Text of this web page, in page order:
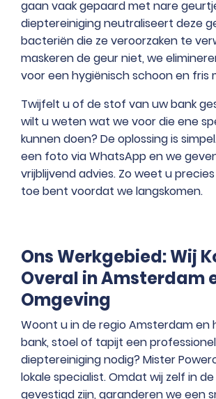
gaan vaak gepaard met nare
dieptereiniging neutraliseert deze
bacteriën die ze veroorzaken te
maskeren de geur niet, we
voor een hygiënisch schoon en fris
Twijfelt u of de stof van uw bank
wilt u weten wat we voor die ene
kunnen doen? De oplossing is
een foto via WhatsApp en we
vrijblijvend advies. Zo weet u
toe bent voordat we langskomen.
Ons Werkgebied: Wij
Overal in Amsterdam
Omgeving
Woont u in de regio Amsterdam en
bank, stoel of tapijt een
dieptereiniging nodig? Mister
lokale specialist. Omdat wij zelf in
gevestigd zijn, garanderen we een